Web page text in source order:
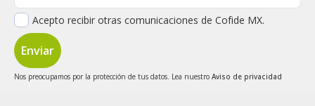
Acepto recibir otras comunicaciones de Cofide MX.
Nos preocupamos por la protección de tus datos. Lea nuestro Aviso de privacidad